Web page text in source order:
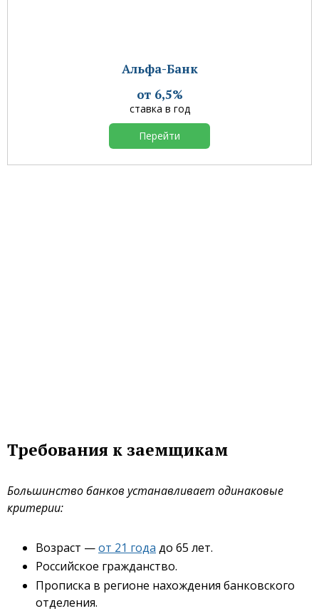
Альфа-Банк
от 6,5%
ставка в год
Перейти
Требования к заемщикам
Большинство банков устанавливает одинаковые
критерии:
Возраст —от 21 года до 65 лет.
Российское гражданство.
Прописка в регионе нахождения банковского
отделения.